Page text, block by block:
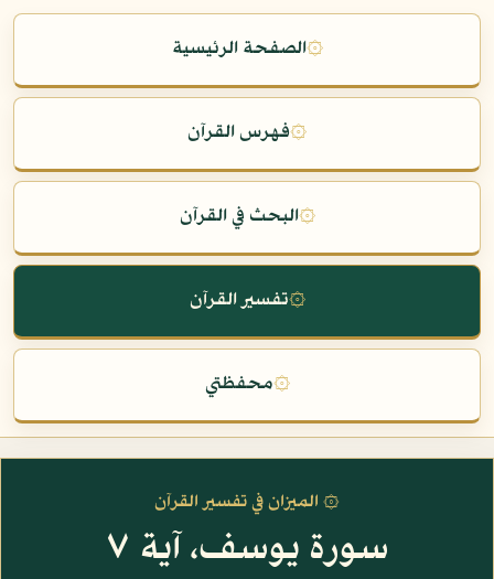
۞الصفحة الرئيسية
۞فهرس القرآن
۞البحث في القرآن
۞تفسير القرآن
۞محفظتي
۞ الميزان في تفسير القرآن
سورة يوسف، آية ٧